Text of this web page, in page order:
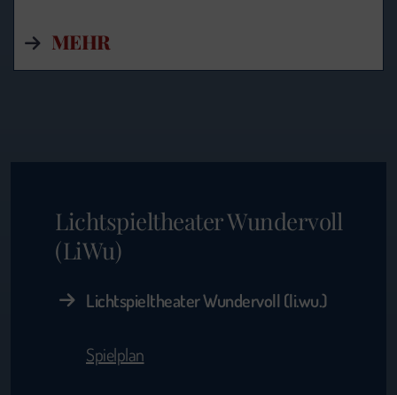
MEHR
Lichtspieltheater Wundervoll
(LiWu)
Lichtspieltheater Wundervoll (li.wu.)
Spielplan